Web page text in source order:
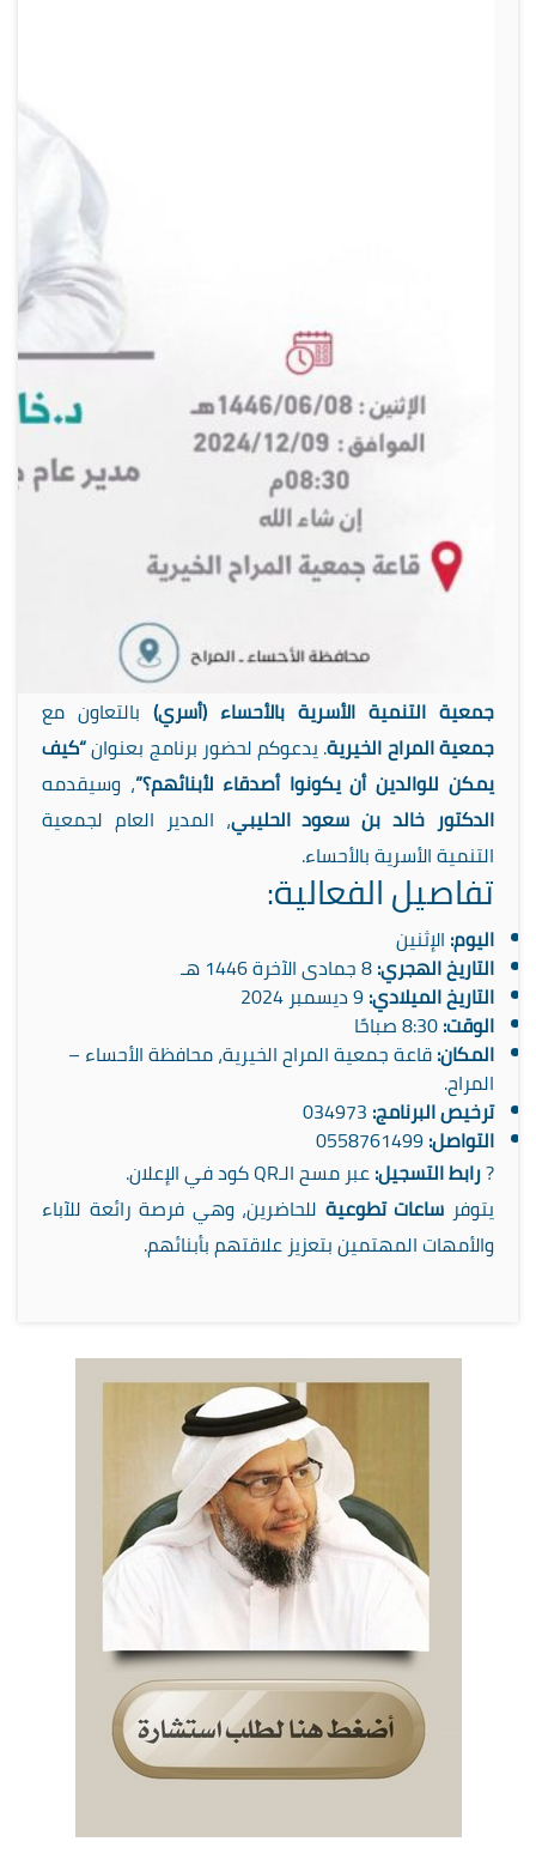
جمعية التنمية الأسرية بالأحساء (أسري) بالتعاون مع
جمعية المراح الخيرية. يدعوكم لحضور برنامج بعنوان“كيف
يمكن للوالدين أن يكونوا أصدقاء لأبنائهم؟”، وسيقدمه
الدكتور خالد بن سعود الحليبي، المدير العام لجمعية
التنمية الأسرية بالأحساء.
تفاصيل الفعالية:
اليوم: الإثنين
التاريخ الهجري:
التاريخ الميلادي:
الوقت:
المكان:قاعة جمعية المراح الخيرية، محافظة الأحساء –
المراح.
ترخيص البرنامج:
التواصل:
?رابط التسجيل:عبر مسح الـQR كود في الإعلان.
يتوفر ساعات تطوعية للحاضرين، وهي فرصة رائعة للآباء
والأمهات المهتمين بتعزيز علاقتهم بأبنائهم.